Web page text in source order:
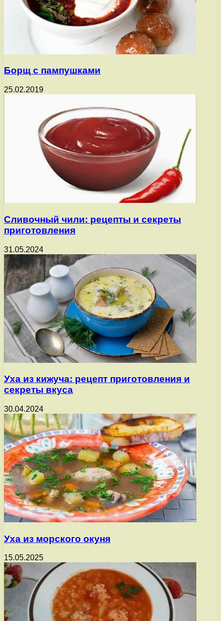
Борщ с пампушками
25.02.2019
Сливочный чили: рецепты и секреты
приготовления
31.05.2024
Уха из кижуча: рецепт приготовления и
секреты вкуса
30.04.2024
Уха из морского окуня
15.05.2025